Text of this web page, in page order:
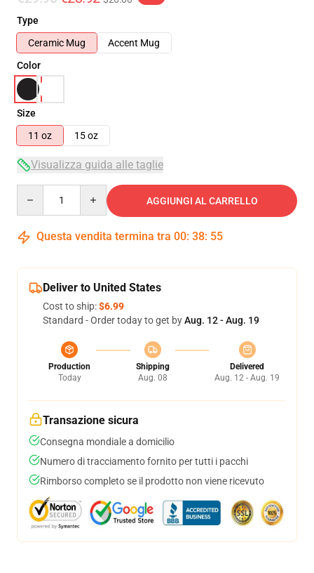
Type
Ceramic Mug
Accent Mug
Color
Size
11 oz
15 oz
Visualizza guida alle taglie
AGGIUNGI AL CARRELLO
Questa vendita termina tra 00: 38: 55
Deliver to United States
Cost to ship:$6.99
Standard - Order today to get byAug. 12 - Aug. 19
Production
Today
Shipping
Aug. 08
Delivered
Aug. 12 - Aug. 19
Transazione sicura
Consegna mondiale a domicilio
Numero di tracciamento fornito per tutti i pacchi
Rimborso completo se il prodotto non viene ricevuto